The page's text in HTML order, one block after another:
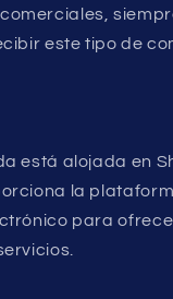
este tipo de
está alojada en
la
para